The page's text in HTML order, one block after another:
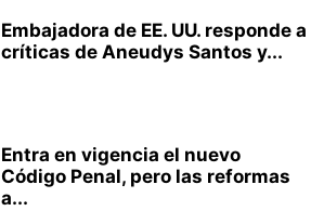
Embajadora de EE. UU. responde a
críticas de Aneudys Santos y...
Entra en vigencia el nuevo
Código Penal, pero las reformas
a...